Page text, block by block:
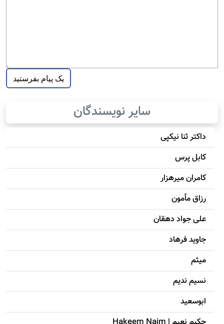
سایر نویسندگان
داکتر ثنا نیکپی
کابل پرس
کامران میرهزار
رزاق مأمون
علی جواد دهقان
جاويد فرهاد
میثم
نسیم ندیم
ابوسعيد